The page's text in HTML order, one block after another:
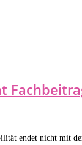
endet nicht mit